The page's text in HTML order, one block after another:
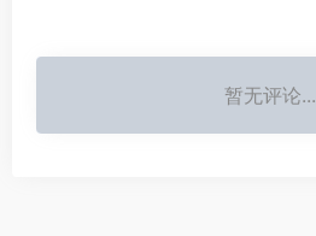
暂无评论...